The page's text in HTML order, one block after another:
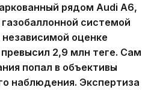
рядом Audi A6,
системой
оценке
2,9 млн теңге. Сам
попал в объективы
наблюдения. Экспертиза